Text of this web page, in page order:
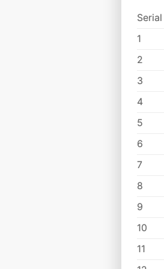
Serial
1
2
3
4
5
6
7
8
9
10
11